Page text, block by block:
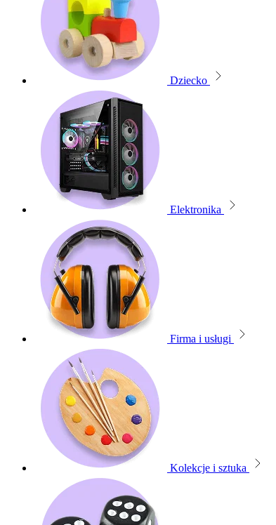
Dziecko
Elektronika
Firma i usługi
Kolekcje i sztuka